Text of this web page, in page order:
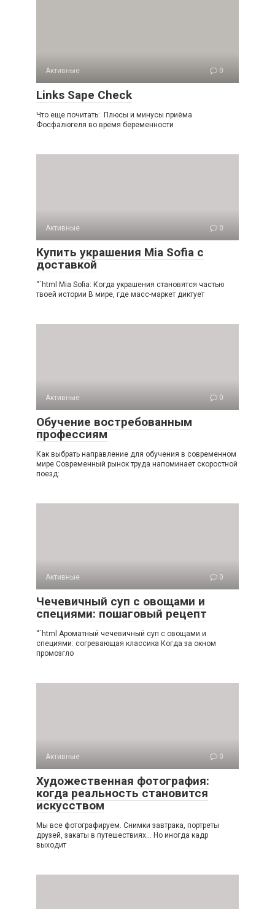
Активные 0
Links Sape Check
Что еще почитать: Плюсы и минусы приёма
Фосфалюгеля во время беременности
Активные 0
Купить украшения Mia Sofia с
доставкой
“`html Mia Sofia: Когда украшения становятся частью
твоей истории В мире, где масс-маркет диктует
Активные 0
Обучение востребованным
профессиям
Как выбрать направление для обучения в современном
мире Современный рынок труда напоминает скоростной
поезд:
Активные 0
Чечевичный суп с овощами и
специями: пошаговый рецепт
“`html Ароматный чечевичный суп с овощами и
специями: согревающая классика Когда за окном
промозгло
Активные 0
Художественная фотография:
когда реальность становится
искусством
Мы все фотографируем. Снимки завтрака, портреты
друзей, закаты в путешествиях… Но иногда кадр
выходит